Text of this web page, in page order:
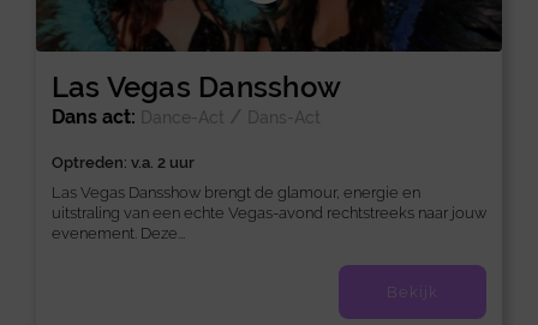
Las Vegas Dansshow
Dans act: Dance-Act / Dans-Act
Optreden: v.a. 2 uur
Las Vegas Dansshow brengt de glamour, energie en
uitstraling van een echte Vegas-avond rechtstreeks naar jouw
evenement. Deze...
Bekijk